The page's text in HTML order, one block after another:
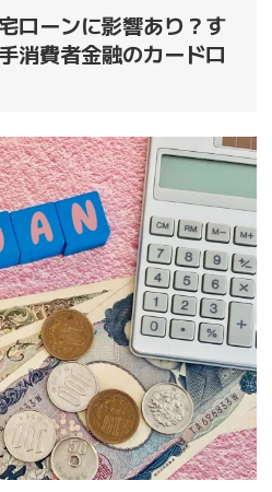
ローンに影響あり？す
消費者金融のカードロ